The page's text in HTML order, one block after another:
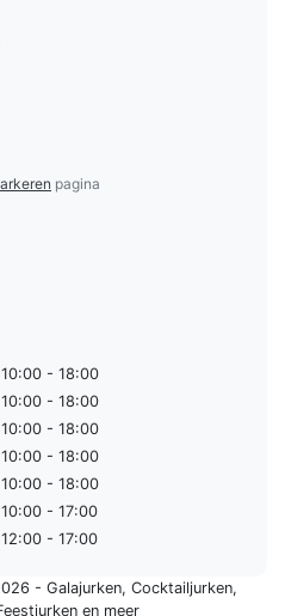
pagina
10:00 - 18:00
10:00 - 18:00
10:00 - 18:00
10:00 - 18:00
10:00 - 18:00
10:00 - 17:00
12:00 - 17:00
- Galajurken, Cocktailjurken,
en meer